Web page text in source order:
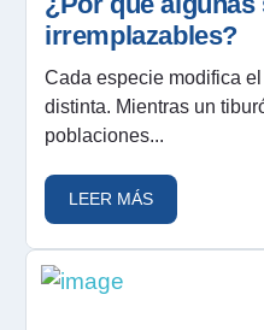
irremplazables?
Cada especie modifica
distinta. Mientras un
poblaciones...
LEER MÁS